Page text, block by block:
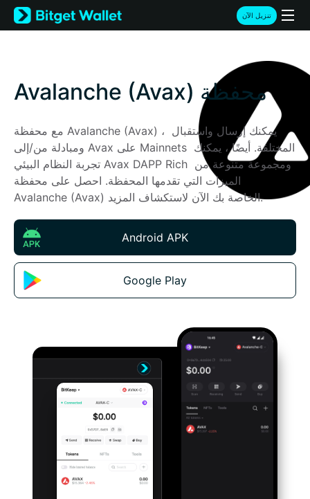
English
日本語
Türkçe
Français
Deutsch
简体中文
繁體中文
Português (Portugal)
Bahasa Indonesia
ภาษาไทย
বাংলা
Español
Português (Brasil)
تنزيل الآن
Avalanche (Avax) محفظة
مع محفظة Avalanche (Avax) ، يمكنك إرسال واستقبال
ومبادلة من/إلى Avax على Mainnets المختلفة. أيضًا ، يمكنك
تجربة النظام البيئي Avax DAPP Rich ومجموعة متنوعة من
الميزات التي تقدمها المحفظة. احصل على محفظة
Avalanche (Avax) الخاصة بك الآن لاستكشاف المزيد.
Android APK
Google Play